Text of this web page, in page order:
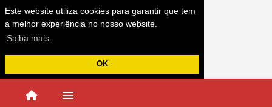
Este website utiliza cookies para garantir que tem
a melhor experiência no nosso website.
Saiba mais.
OK
home menu